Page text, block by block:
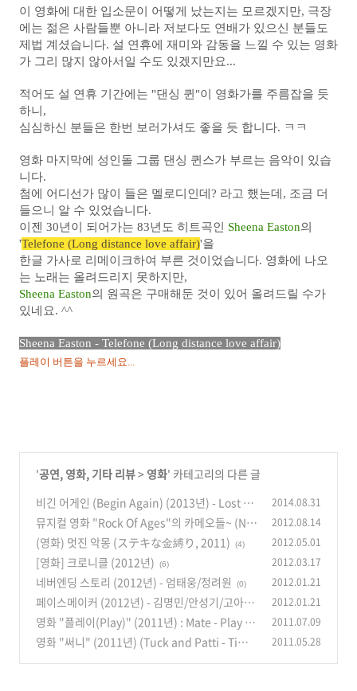
이 영화에 대한 입소문이 어떻게 났는지는 모르겠지만, 극장
에는 젊은 사람들뿐 아니라 저보다도 연배가 있으신 분들도
제법 계셨습니다. 설 연휴에 재미와 감동을 느낄 수 있는 영화
가 그리 많지 않아서일 수도 있겠지만요...
적어도 설 연휴 기간에는 "댄싱 퀸"이 영화가를 주름잡을 듯
하니,
심심하신 분들은 한번 보러가셔도 좋을 듯 합니다. ㅋㅋ
영화 마지막에 성인돌 그룹 댄싱 퀸스가 부르는 음악이 있습
니다.
첨에 어디선가 많이 들은 멜로디인데? 라고 했는데, 조금 더
들으니 알 수 있었습니다.
이젠 30년이 되어가는 83년도 히트곡인 Sheena Easton의
'Telefone (Long distance love affair)'을
한글 가사로 리메이크하여 부른 것이었습니다. 영화에 나오
는 노래는 올려드리지 못하지만,
Sheena Easton의 원곡은 구매해둔 것이 있어 올려드릴 수가
있네요. ^^
Sheena Easton - Telefone (Long distance love affair)
플레이 버튼을 누르세요...
'공연, 영화, 기타 리뷰> 영화' 카테고리의 다른 글
비긴 어게인 (Begin Again) (2013년) - Lost st
ars
(2)
2014.08.31
뮤지컬 영화 "Rock Of Ages"의 카메오들~ (Nu
no Bettencourt, Sebastian Bach, Kevin Cro
nin, Debbie Gibson)
(8)
2012.08.14
(영화) 멋진 악몽 (ステキな金縛り, 2011) (4) 2012.05.01
[영화] 크로니클 (2012년) (6) 2012.03.17
네버엔딩 스토리 (2012년) - 엄태웅/정려원 (0) 2012.01.21
페이스메이커 (2012년) - 김명민/안성기/고아라
(4)
2012.01.21
영화 "플레이(Play)" (2011년) : Mate - Play / Y
eah / Run (OST중에서)
(10)
2011.07.09
영화 "써니" (2011년) (Tuck and Patti - Time
2011.05.28